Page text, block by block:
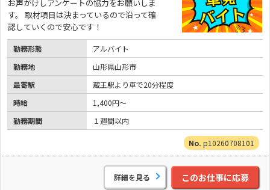
お声がけしアンケートの協力をお願いしま
す。 取材項目は決まっているので沿って確
認していくので安心です！
勤務形態
アルバイト
勤務地
山形県山形市
最寄駅
蔵王駅より車で20分程度
時給
1,400円～
勤務期間
１週間以内
p10260708101
詳細を見る このお仕事に応募